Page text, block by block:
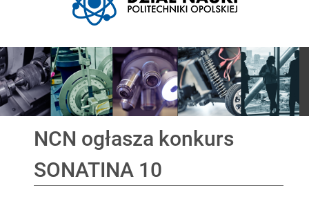
Pokaz slajdów
NCN ogłasza konkurs
SONATINA 10